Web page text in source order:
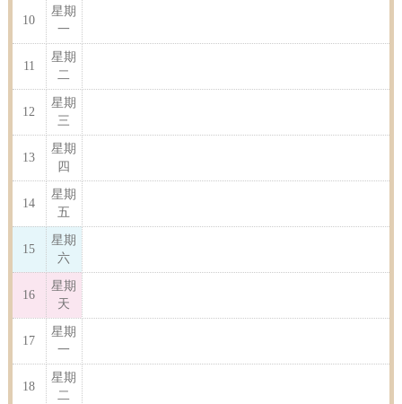
10
星期
一
11
星期
二
12
星期
三
13
星期
四
14
星期
五
15
星期
六
16
星期
天
17
星期
一
18
星期
二